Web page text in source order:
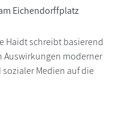
Eichendorffplatz
Haidt schreibt basierend
Auswirkungen moderner
Medien auf die